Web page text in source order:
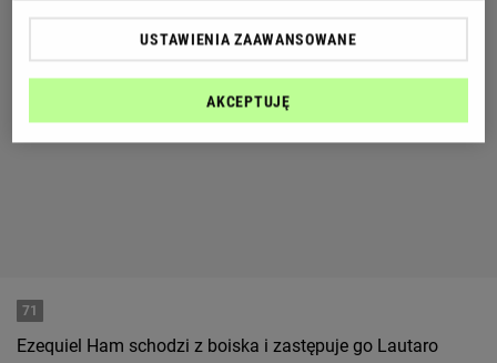
71
Ezequiel Ham schodzi z boiska i zastępuje go Lautaro
USTAWIENIA ZAAWANSOWANE
AKCEPTUJĘ